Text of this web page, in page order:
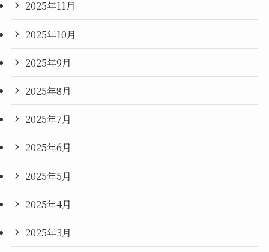
2025年11月
2025年10月
2025年9月
2025年8月
2025年7月
2025年6月
2025年5月
2025年4月
2025年3月